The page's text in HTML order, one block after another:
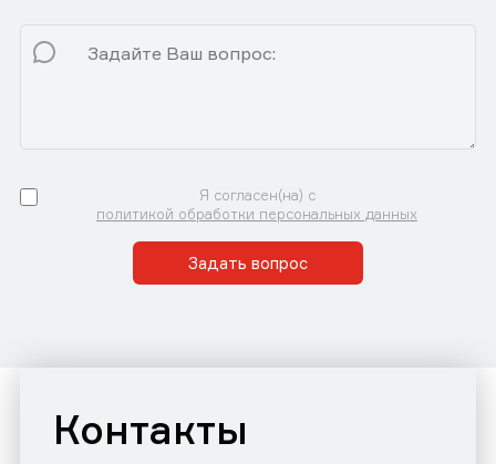
Я согласен(на) с
политикой обработки персональных данных
Задать вопрос
Контакты